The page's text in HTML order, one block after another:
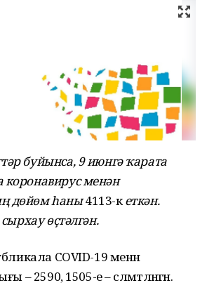
буйынса, 9 июнгә ҡарата
менән
дөйөм һаны4113-кәеткән.
өҫтәлгән.
COVID-19 менән
– 2590, 1505-е – сәләмәтләнгән.